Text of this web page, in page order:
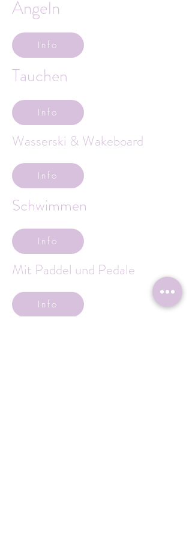
Angeln
Info
Tauchen
Info
Wasserski & Wakeboard
Info
Schwimmen
Info
Mit Paddel und Pedale
Info